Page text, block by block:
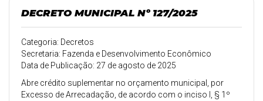
DECRETO MUNICIPAL Nº 127/2025
Categoria: Decretos
Secretaria: Fazenda e Desenvolvimento Econômico
Data de Publicação: 27 de agosto de 2025
Abre crédito suplementar no orçamento municipal, por
Excesso de Arrecadação, de acordo com o inciso I, § 1º